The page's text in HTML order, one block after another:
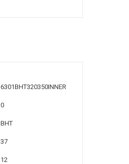
6301BHT320350INNER
0
BHT
37
12